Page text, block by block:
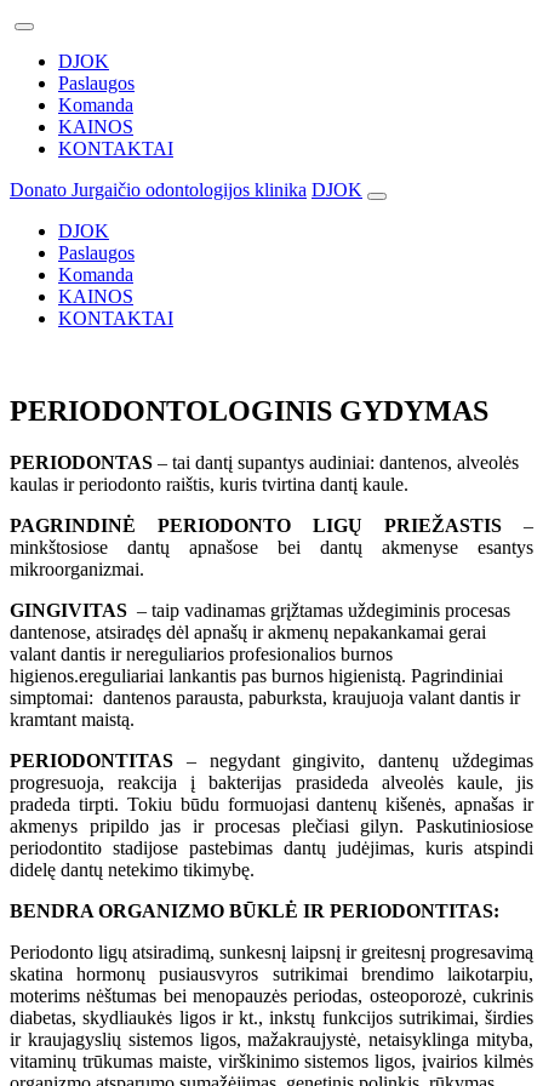
DJOK
Paslaugos
Komanda
KAINOS
KONTAKTAI
Donato Jurgaičio odontologijos klinika DJOK
DJOK
Paslaugos
Komanda
KAINOS
KONTAKTAI
PERIODONTOLOGINIS GYDYMAS
PERIODONTAS – tai dantį supantys audiniai: dantenos, alveolės
kaulas ir periodonto raištis, kuris tvirtina dantį kaule.
PAGRINDINĖ PERIODONTO LIGŲ PRIEŽASTIS –
minkštosiose dantų apnašose bei dantų akmenyse esantys
mikroorganizmai.
GINGIVITAS – taip vadinamas grįžtamas uždegiminis procesas
dantenose, atsiradęs dėl apnašų ir akmenų nepakankamai gerai
valant dantis ir nereguliarios profesionalios burnos
higienos.ereguliariai lankantis pas burnos higienistą. Pagrindiniai
simptomai: dantenos parausta, paburksta, kraujuoja valant dantis ir
kramtant maistą.
PERIODONTITAS – negydant gingivito, dantenų uždegimas
progresuoja, reakcija į bakterijas prasideda alveolės kaule, jis
pradeda tirpti. Tokiu būdu formuojasi dantenų kišenės, apnašas ir
akmenys pripildo jas ir procesas plečiasi gilyn. Paskutiniosiose
periodontito stadijose pastebimas dantų judėjimas, kuris atspindi
didelę dantų netekimo tikimybę.
BENDRA ORGANIZMO BŪKLĖ IR PERIODONTITAS:
Periodonto ligų atsiradimą, sunkesnį laipsnį ir greitesnį progresavimą
skatina hormonų pusiausvyros sutrikimai brendimo laikotarpiu,
moterims nėštumas bei menopauzės periodas, osteoporozė, cukrinis
diabetas, skydliaukės ligos ir kt., inkstų funkcijos sutrikimai, širdies
ir kraujagyslių sistemos ligos, mažakraujystė, netaisyklinga mityba,
vitaminų trūkumas maiste, virškinimo sistemos ligos, įvairios kilmės